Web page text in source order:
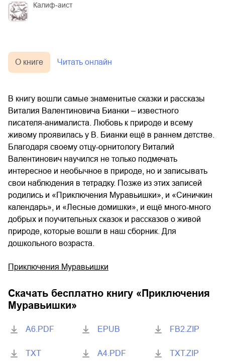
Калиф-аист
О книге Читать онлайн
В книгу вошли самые знаменитые сказки и рассказы
Виталия Валентиновича Бианки – известного
писателя-анималиста. Любовь к природе и всему
живому проявилась у В. Бианки ещё в раннем детстве.
Благодаря своему отцу-орнитологу Виталий
Валентинович научился не только подмечать
интересное и необычное в природе, но и записывать
свои наблюдения в тетрадку. Позже из этих записей
родились и «Приключения Муравьишки», и «Синичкин
календарь», и «Лесные домишки», и ещё много-много
добрых и поучительных сказок и рассказов о живой
природе, которые вошли в наш сборник. Для
дошкольного возраста.
Приключения Муравьишки
Скачать бесплатно книгу « Приключения
Муравьишки»
A6.PDF
TXT
EPUB
A4.PDF
FB2.ZIP
TXT.ZIP